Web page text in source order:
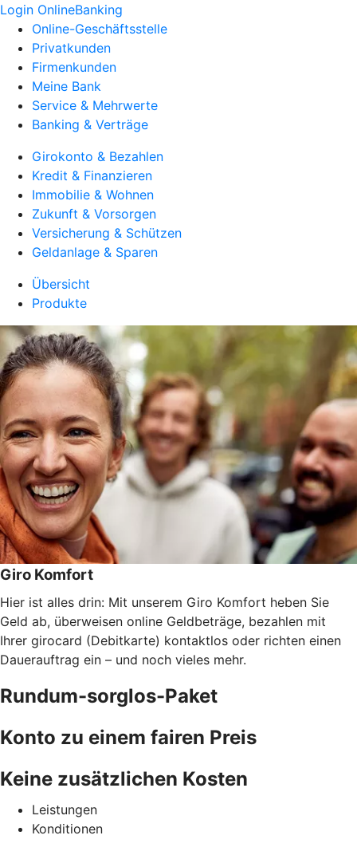
Login OnlineBanking
Online-Geschäftsstelle
Privatkunden
Firmenkunden
Meine Bank
Service & Mehrwerte
Banking & Verträge
Girokonto & Bezahlen
Kredit & Finanzieren
Immobilie & Wohnen
Zukunft & Vorsorgen
Versicherung & Schützen
Geldanlage & Sparen
Übersicht
Produkte
Giro Komfort
Hier ist alles drin: Mit unserem Giro Komfort heben Sie
Geld ab, überweisen online Geldbeträge, bezahlen mit
Ihrer girocard (Debitkarte) kontaktlos oder richten einen
Dauerauftrag ein – und noch vieles mehr.
Rundum-sorglos-Paket
Konto zu einem fairen Preis
Keine zusätzlichen Kosten
Leistungen
Konditionen